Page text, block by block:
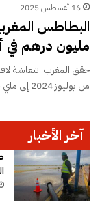
16 أغسطس 2025
مليون درهم
حقق المغرب انتعاشة
من يوليوز 2024 إلى ماي 2025، بعدما تمكن من…
آخر الأخبار